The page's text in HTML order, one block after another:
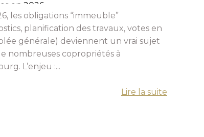
en 2026
les obligations “immeuble”
planification des travaux, votes en
générale) deviennent un vrai sujet
nombreuses copropriétés à
L’enjeu :...
Lire la suite